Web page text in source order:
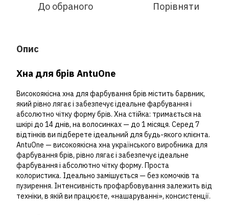
До обраного Порівняти
Опис
Хна для брів AntuOne
Високоякісна хна для фарбування брів містить барвник,
який рівно лягає і забезпечує ідеальне фарбування і
абсолютно чітку форму брів. Хна стійка: тримається на
шкірі до 14 днів, на волосинках — до 1 місяця. Серед 7
відтінків ви підберете ідеальний для будь-якого клієнта.
AntuOne — високоякісна хна українського виробника для
фарбування брів, рівно лягає і забезпечує ідеальне
фарбування і абсолютно чітку форму. Проста
колористика. Ідеально замішується — без комочків та
пузирення. Інтенсивність профарбовування залежить від
техніки, в якій ви працюєте, «нашаруванні», консистенції.